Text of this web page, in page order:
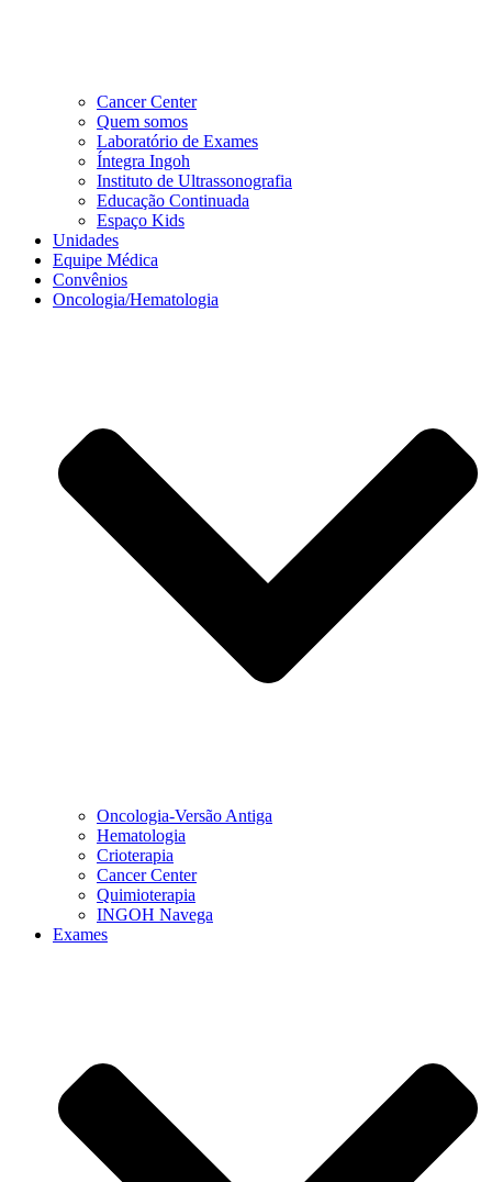
Cancer Center
Quem somos
Laboratório de Exames
Íntegra Ingoh
Instituto de Ultrassonografia
Educação Continuada
Espaço Kids
Unidades
Equipe Médica
Convênios
Oncologia/Hematologia
Oncologia-Versão Antiga
Hematologia
Crioterapia
Cancer Center
Quimioterapia
INGOH Navega
Exames